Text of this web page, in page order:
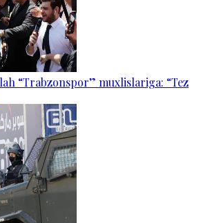
“Trabzonspor” muxlislariga: “Tez